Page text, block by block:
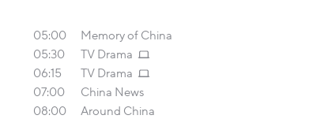
05:00
Memory of China
05:30
TV Drama
06:15
TV Drama
07:00
China News
08:00
Around China